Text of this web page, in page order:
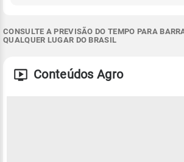
CONSULTE A PREVISÃO DO TEMPO PARA
QUALQUER LUGAR DO BRASIL
Conteúdos Agro